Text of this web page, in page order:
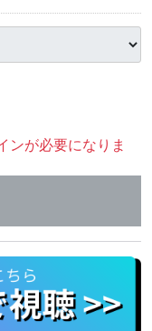
ンが必要になりま